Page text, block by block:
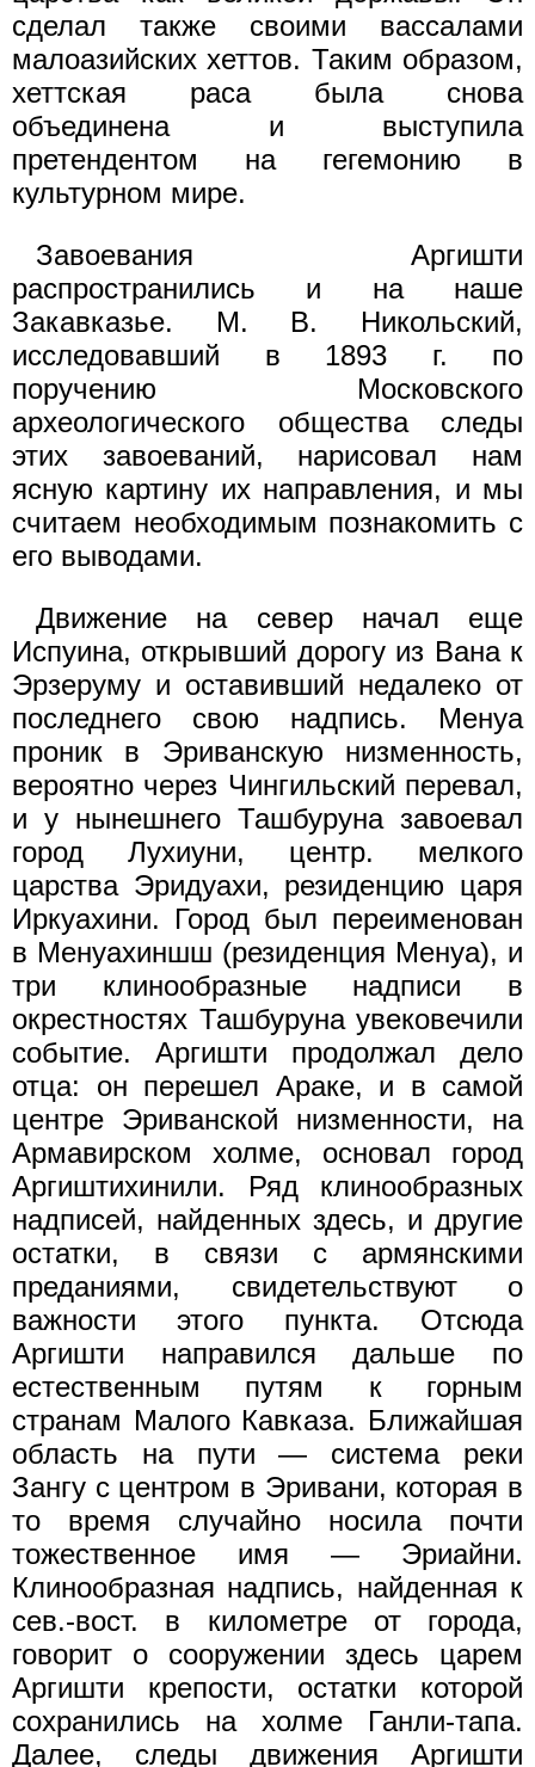
сделал также своими вассалами
малоазийских хеттов. Таким образом,
хеттская раса была снова
объединена и выступила
претендентом на гегемонию в
культурном мире.
Завоевания Аргишти
распространились и на наше
Закавказье. М. В. Никольский,
исследовавший в 1893 г. по
поручению Московского
археологического общества следы
этих завоеваний, нарисовал нам
ясную картину их направления, и мы
считаем необходимым познакомить с
его выводами.
Движение на север начал еще
Испуина, открывший дорогу из Вана к
Эрзеруму и оставивший недалеко от
последнего свою надпись. Менуа
проник в Эриванскую низменность,
вероятно через Чингильский перевал,
и у нынешнего Ташбуруна завоевал
город Лухиуни, центр. мелкого
царства Эридуахи, резиденцию царя
Иркуахини. Город был переименован
в Менуахиншш (резиденция Менуа), и
три клинообразные надписи в
окрестностях Ташбуруна увековечили
событие. Аргишти продолжал дело
отца: он перешел Араке, и в самой
центре Эриванской низменности, на
Армавирском холме, основал город
Аргиштихинили. Ряд клинообразных
надписей, найденных здесь, и другие
остатки, в связи с армянскими
преданиями, свидетельствуют о
важности этого пункта. Отсюда
Аргишти направился дальше по
естественным путям к горным
странам Малого Кавказа. Ближайшая
область на пути — система реки
Зангу с центром в Эривани, которая в
то время случайно носила почти
тожественное имя — Эриайни.
Клинообразная надпись, найденная к
сев.-вост. в километре от города,
говорит о сооружении здесь царем
Аргишти крепости, остатки которой
сохранились на холме Ганли-тапа.
Далее, следы движения Аргишти